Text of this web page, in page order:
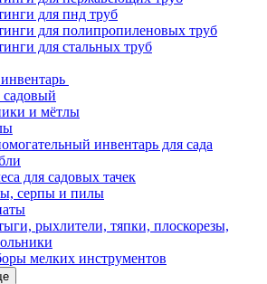
для пнд труб
для полипропиленовых труб
для стальных труб
садовый
и мётлы
инвентарь для сада
для садовых тачек
серпы и пилы
рыхлители, тяпки, плоскорезы,
мелких инструментов